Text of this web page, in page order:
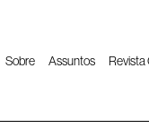
Sobre Assuntos Revista